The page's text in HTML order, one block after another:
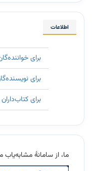
اطلاعات
برای
برای
برای کتاب‌داران
11
ما، از سامانۀ